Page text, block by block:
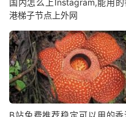
国内怎么上Instagram,能用的
港梯子节点上外网